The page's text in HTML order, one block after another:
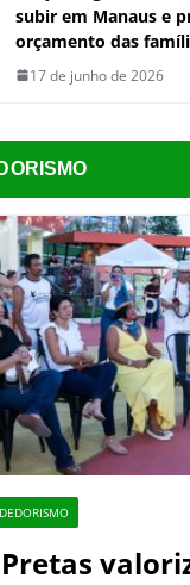
subir em Manaus e
orçamento das
17 de junho de 2026